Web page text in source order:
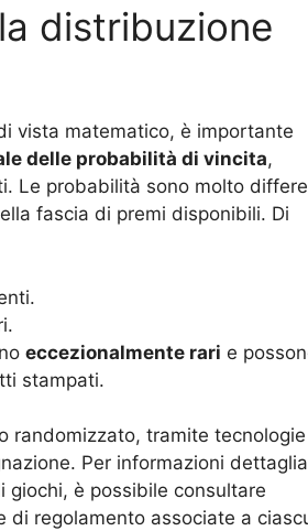
distribuzione
vista matematico, è importante
delle probabilità di vincita,
Le probabilità sono molto
fascia di premi disponibili. Di
eccezionalmente rari e
stampati.
randomizzato, tramite tecnologie
Per informazioni
è possibile consultare
di regolamento associate a